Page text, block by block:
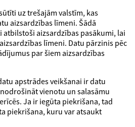
uz trešajām valstīm, kas
aizsardzības līmeni. Šādā
aizsardzības pasākumi, lai
līmeni. Datu pārzinis pēc
par šiem aizsardzības
apstrādes veikšanai ir datu
vienotu un salasāmu
Ja ir iegūta piekrišana, tad
piekrišana, kuru var atsaukt